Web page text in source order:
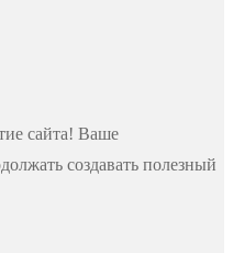
сайта! Ваше
создавать полезный